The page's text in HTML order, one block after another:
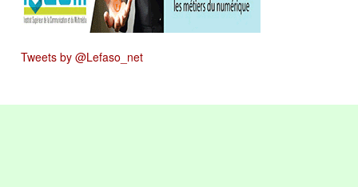
Tweets by @Lefaso_net